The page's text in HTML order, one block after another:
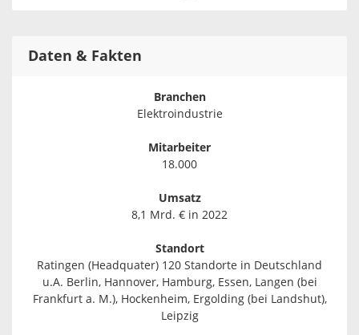
Daten & Fakten
Branchen
Elektroindustrie
Mitarbeiter
18.000
Umsatz
8,1 Mrd. € in 2022
Standort
Ratingen (Headquater) 120 Standorte in Deutschland
u.A. Berlin, Hannover, Hamburg, Essen, Langen (bei
Frankfurt a. M.), Hockenheim, Ergolding (bei Landshut),
Leipzig